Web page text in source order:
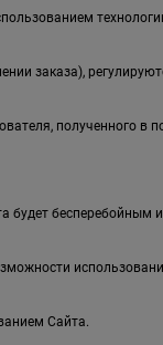
заказа),
полученного в
будет
Сайта.